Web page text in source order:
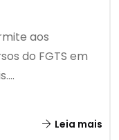
aos
do FGTS em
Leia mais